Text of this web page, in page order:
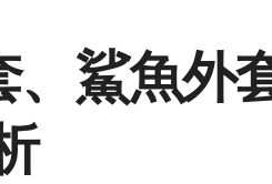
、鯊魚外